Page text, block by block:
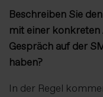
Beschreiben Sie
mit einer
Gespräch auf der
haben?
In der Regel